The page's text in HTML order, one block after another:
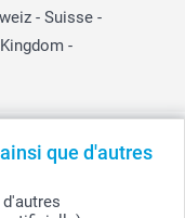
que d'autres
- Suisse -
-
et hors frais de port.